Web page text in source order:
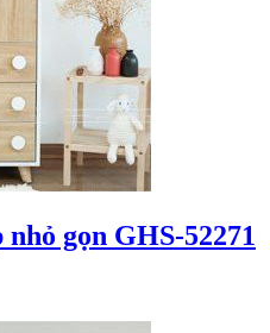
gọn GHS-52271